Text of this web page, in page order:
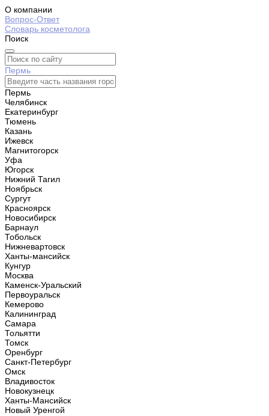
О компании
Вопрос-Ответ
Словарь косметолога
Поиск
Пермь
Пермь
Челябинск
Екатеринбург
Тюмень
Казань
Ижевск
Магнитогорск
Уфа
Югорск
Нижний Тагил
Ноябрьск
Сургут
Красноярск
Новосибирск
Барнаул
Тобольск
Нижневартовск
Ханты-мансийск
Кунгур
Москва
Каменск-Уральский
Первоуральск
Кемерово
Калининград
Самара
Тольятти
Томск
Оренбург
Санкт-Петербург
Омск
Владивосток
Новокузнецк
Ханты-Мансийск
Новый Уренгой